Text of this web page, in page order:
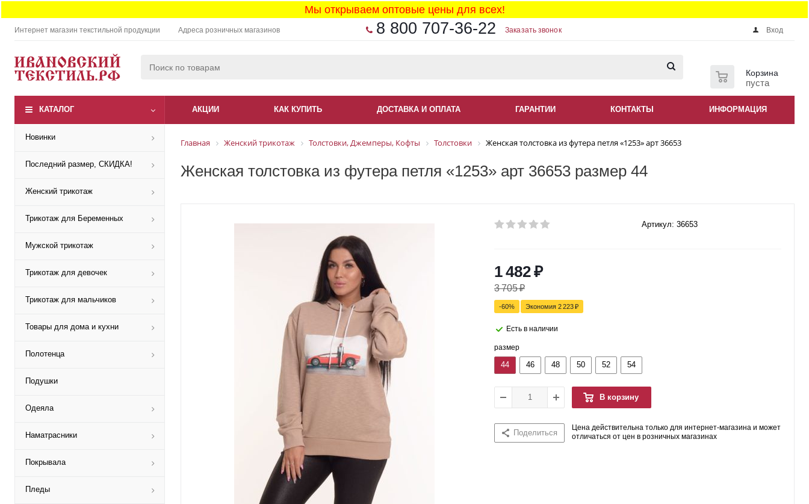
Мы открываем оптовые цены для всех!
Интернет магазин текстильной продукции Адреса розничных магазинов 8 800 707-36-22 Заказать звонок Вход
Корзина
пуста
КАТАЛОГ АКЦИИ КАК КУПИТЬ ДОСТАВКА И ОПЛАТА ГАРАНТИИ КОНТАКТЫ ИНФОРМАЦИЯ
Новинки
Последний размер, СКИДКА!
Женский трикотаж
Трикотаж для Беременных
Мужской трикотаж
Трикотаж для девочек
Трикотаж для мальчиков
Товары для дома и кухни
Полотенца
Подушки
Одеяла
Наматрасники
Покрывала
Пледы
Главная Женский трикотаж Толстовки, Джемперы, Кофты Толстовки Женская толстовка из футера петля «1253» арт 36653
Женская толстовка из футера петля «1253» арт 36653 размер 44
Артикул: 36653
1 482₽
3 705₽
-60% Экономия 2 223₽
Есть в наличии
размер
44 46 48 50 52 54
В корзину
Поделиться
Цена действительна только для интернет-магазина и может
отличаться от цен в розничных магазинах